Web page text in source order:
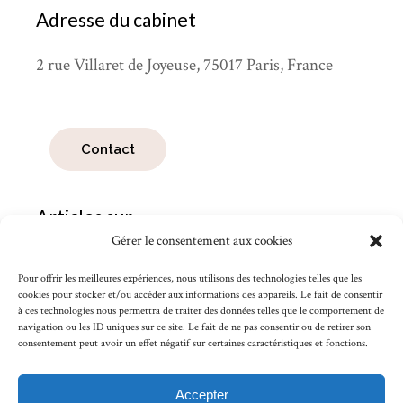
Gérer le consentement aux cookies
Pour offrir les meilleures expériences, nous utilisons des technologies telles que les
cookies pour stocker et/ou accéder aux informations des appareils. Le fait de consentir
à ces technologies nous permettra de traiter des données telles que le comportement de
navigation ou les ID uniques sur ce site. Le fait de ne pas consentir ou de retirer son
consentement peut avoir un effet négatif sur certaines caractéristiques et fonctions.
Accepter
Adresse du cabinet
2 rue Villaret de Joyeuse, 75017 Paris, France
Contact
Articles sur
sur
Search
for: